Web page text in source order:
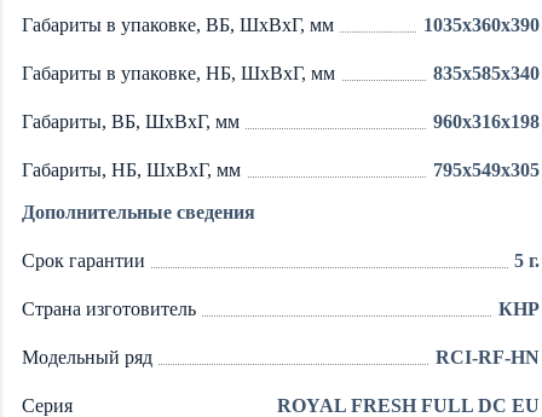
Габариты в упаковке, ВБ, ШxВxГ, мм 1035x360x390
Габариты в упаковке, НБ, ШxВxГ, мм 835x585x340
Габариты, ВБ, ШxВxГ, мм 960x316x198
Габариты, НБ, ШxВxГ, мм 795x549x305
Дополнительные сведения
Срок гарантии 5 г.
Страна изготовитель КНР
Модельный ряд RCI-RF-HN
Серия
ROYAL FRESH FULL DC EU